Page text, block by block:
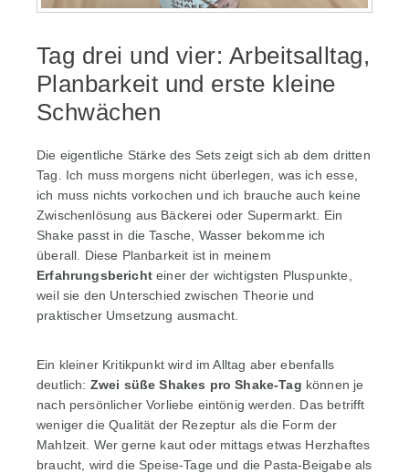
Tag drei und vier: Arbeitsalltag,
Planbarkeit und erste kleine
Schwächen
Die eigentliche Stärke des Sets zeigt sich ab dem dritten
Tag. Ich muss morgens nicht überlegen, was ich esse,
ich muss nichts vorkochen und ich brauche auch keine
Zwischenlösung aus Bäckerei oder Supermarkt. Ein
Shake passt in die Tasche, Wasser bekomme ich
überall. Diese Planbarkeit ist in meinem
Erfahrungsberichteiner der wichtigsten Pluspunkte,
weil sie den Unterschied zwischen Theorie und
praktischer Umsetzung ausmacht.
Ein kleiner Kritikpunkt wird im Alltag aber ebenfalls
deutlich: Zwei süße Shakes pro Shake-Tag können je
nach persönlicher Vorliebe eintönig werden. Das betrifft
weniger die Qualität der Rezeptur als die Form der
Mahlzeit. Wer gerne kaut oder mittags etwas Herzhaftes
braucht, wird die Speise-Tage und die Pasta-Beigabe als